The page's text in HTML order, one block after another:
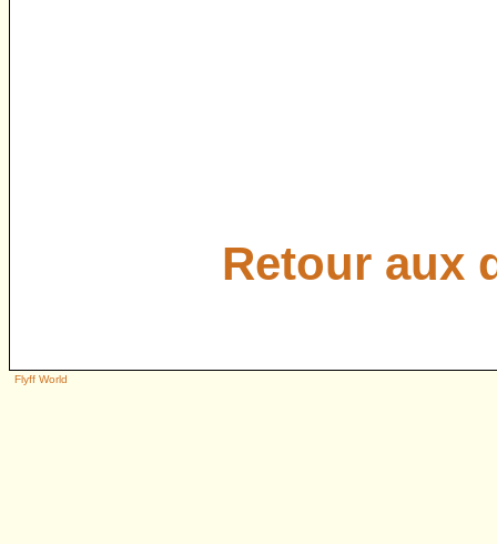
Retour aux
Flyff World